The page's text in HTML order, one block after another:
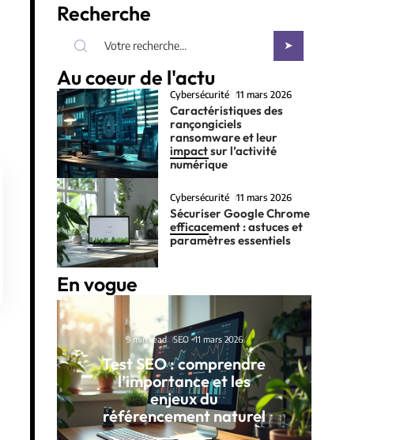
Recherche
Au coeur de l'actu
Cybersécurité 11 mars 2026
Caractéristiques des
rançongiciels
ransomware et leur
impact sur l’activité
numérique
Cybersécurité 11 mars 2026
Sécuriser Google Chrome
efficacement : astuces et
paramètres essentiels
En vogue
9 min read SEO 11 mars 2026
Test SEO : comprendre
l’importance et les
enjeux du
référencement naturel